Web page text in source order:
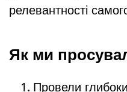
релевантності
Як ми
Провели